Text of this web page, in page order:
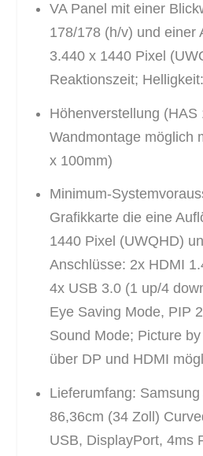
VA Panel mit einer
178/178 (h/v) und einer
3.440 x 1440 Pixel
Reaktionszeit;
Höhenverstellung (HAS
Wandmontage möglich
x 100mm)
Minimum-
Grafikkarte die eine
1440 Pixel (UWQHD)
Anschlüsse: 2x HDMI
4x USB 3.0 (1 up/4
Eye Saving Mode, PIP
Sound Mode; Picture
über DP und HDMI
Lieferumfang:
86,36cm (34 Zoll)
USB, DisplayPort, 4ms